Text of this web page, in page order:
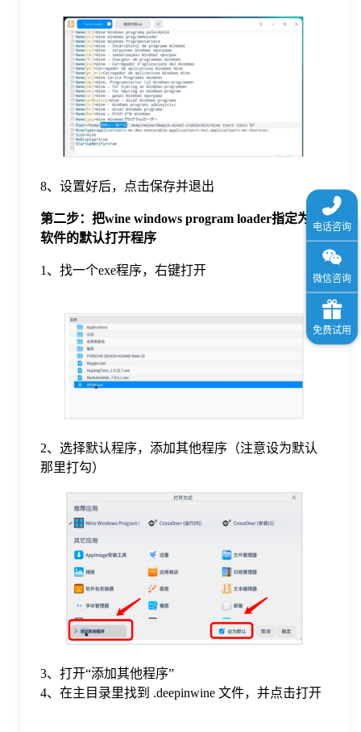
8、设置好后，点击保存并退出
第二步：把wine windows program loader指定为exe
软件的默认打开程序
1、找一个exe程序，右键打开
2、选择默认程序，添加其他程序（注意设为默认
那里打勾）
3、打开“添加其他程序”
4、在主目录里找到 .deepinwine 文件，并点击打开